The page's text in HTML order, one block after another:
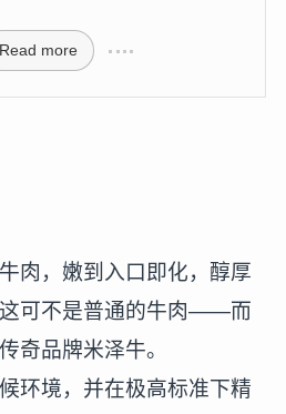
Read more
肉，嫩到入口即化，醇厚
可不是普通的牛肉——而
奇品牌米泽牛。
环境，并在极高标准下精